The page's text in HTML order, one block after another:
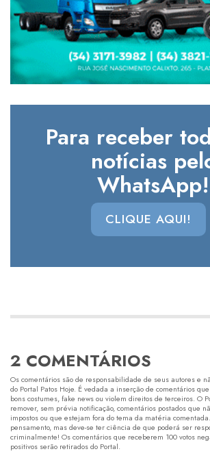
Para receber
notícias
WhatsApp!
CLIQUE AQUI!
2 COMENTÁRIOS
Os comentários são de responsabilidade de seus autores e
do Portal Patos Hoje. É vedada a inserção de comentários
bons costumes, fake news ou violem direitos de terceiros. O
remover, sem prévia notificação, comentários postados que
impostos ou que estejam fora do tema da matéria
pensamento, mas deve-se ter ciência de que poderá ser
criminalmente! Os comentários que receberem 100 votos
positivos serão retirados do Portal.